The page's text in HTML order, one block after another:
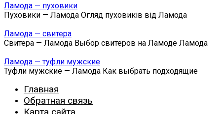
Ламода — пуховики
Пуховики — Ламода Огляд пуховиків від Ламода
Ламода — свитера
Свитера — Ламода Выбор свитеров на Ламоде Ламода
Ламода — туфли мужские
Туфли мужские — Ламода Как выбрать подходящие
Главная
Обратная связь